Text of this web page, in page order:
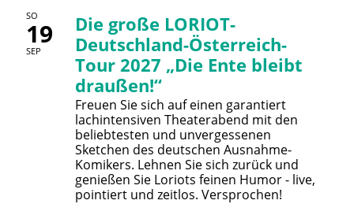
SO
19
SEP
Die große LORIOT-
Deutschland-Österreich-
Tour 2027 „Die Ente bleibt
draußen!“
Freuen Sie sich auf einen garantiert
lachintensiven Theaterabend mit den
beliebtesten und unvergessenen
Sketchen des deutschen Ausnahme-
Komikers. Lehnen Sie sich zurück und
genießen Sie Loriots feinen Humor - live,
pointiert und zeitlos. Versprochen!